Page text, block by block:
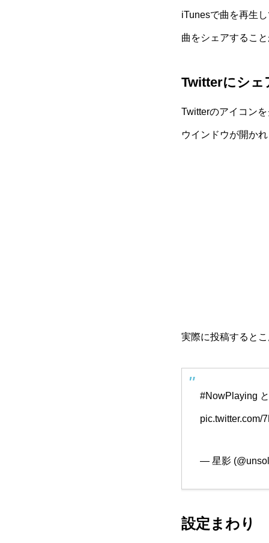
iTunesで曲を再生
曲をシェアすること
Twitterにシェ
Twitterのアイコン
ウインドウが開かれ
実際に投稿するとこ
#NowPlaying
pic.twitter.com/
— 星影
設定まわり